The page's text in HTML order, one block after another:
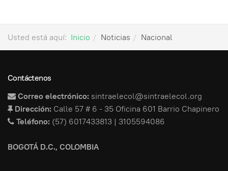
Usted está aquí: Inicio Noticias Nacional
Contáctenos
Correo electrónico: sintraelecol@sintraelecol.org
Dirección: Calle 57 # 6 - 35 Oficina 601 Barrio Chapinero
Teléfono: (57) 6017433813 | 3105594086
BOGOTÁ D.C., COLOMBIA